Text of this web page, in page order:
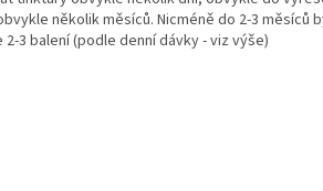
několik měsíců. Nicméně do 2-3 měsíců
3 balení (podle denní dávky - viz výše)